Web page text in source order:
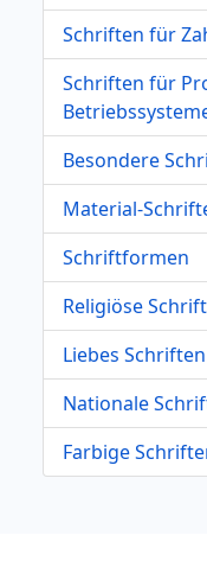
Schriften für
Schriften für
Besondere
Material-
Schriftformen
Religiöse
Liebes Schriften
Nationale
Farbige